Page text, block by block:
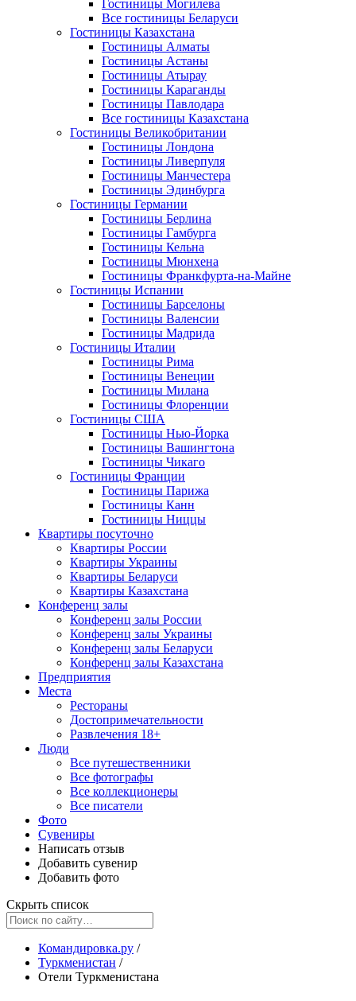
Гостиницы Могилева
Все гостиницы Беларуси
Гостиницы Казахстана
Гостиницы Алматы
Гостиницы Астаны
Гостиницы Атырау
Гостиницы Караганды
Гостиницы Павлодара
Все гостиницы Казахстана
Гостиницы Великобритании
Гостиницы Лондона
Гостиницы Ливерпуля
Гостиницы Манчестера
Гостиницы Эдинбурга
Гостиницы Германии
Гостиницы Берлина
Гостиницы Гамбурга
Гостиницы Кельна
Гостиницы Мюнхена
Гостиницы Франкфурта-на-Майне
Гостиницы Испании
Гостиницы Барселоны
Гостиницы Валенсии
Гостиницы Мадрида
Гостиницы Италии
Гостиницы Рима
Гостиницы Венеции
Гостиницы Милана
Гостиницы Флоренции
Гостиницы США
Гостиницы Нью-Йорка
Гостиницы Вашингтона
Гостиницы Чикаго
Гостиницы Франции
Гостиницы Парижа
Гостиницы Канн
Гостиницы Ниццы
Квартиры посуточно
Квартиры России
Квартиры Украины
Квартиры Беларуси
Квартиры Казахстана
Конференц залы
Конференц залы России
Конференц залы Украины
Конференц залы Беларуси
Конференц залы Казахстана
Предприятия
Места
Рестораны
Достопримечательности
Развлечения 18+
Люди
Все путешественники
Все фотографы
Все коллекционеры
Все писатели
Фото
Сувениры
Написать отзыв
Добавить сувенир
Добавить фото
Скрыть список
Командировка.ру /
Туркменистан /
Отели Туркменистана